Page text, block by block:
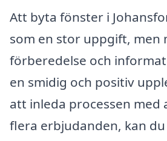
Att byta fönster i
som en stor uppgift, men
förberedelse och
en smidig och positiv
att inleda processen med
flera erbjudanden, kan